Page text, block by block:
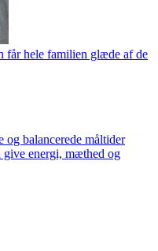
får hele familien glæde af de
balancerede måltider
energi, mæthed og